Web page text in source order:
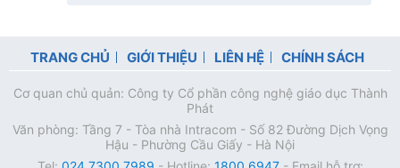
TRANG CHỦ GIỚI THIỆU LIÊN HỆ CHÍNH SÁCH
Cơ quan chủ quản: Công ty Cổ phần công nghệ giáo dục Thành
Phát
Văn phòng: Tầng 7 - Tòa nhà Intracom - Số 82 Đường Dịch Vọng
Hậu - Phường Cầu Giấy - Hà Nội